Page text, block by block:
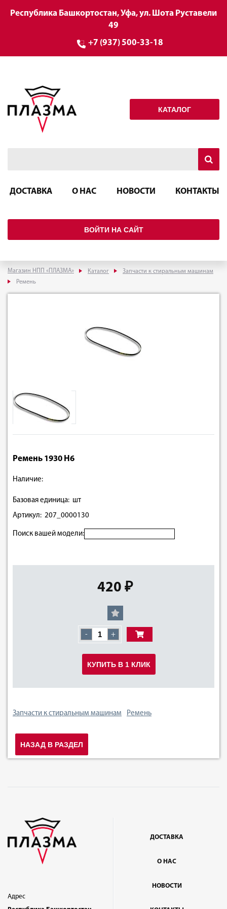
Республика Башкортостан, Уфа, ул. Шота Руставели
49
+7 (937) 500-33-18
КАТАЛОГ
ДОСТАВКА О НАС НОВОСТИ КОНТАКТЫ
ВОЙТИ НА САЙТ
Магазин НПП «ПЛАЗМА» Каталог
Запчасти к стиральным машинам
Ремень
Ремень 1930 H6
Наличие:
Базовая единица: шт
Артикул: 207_0000130
Поиск вашей модели:
420 ₽
- +
КУПИТЬ В 1 КЛИК
Запчасти к стиральным машинам Ремень
НАЗАД В РАЗДЕЛ
Адрес
ДОСТАВКА
О НАС
НОВОСТИ